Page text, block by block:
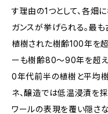
す理由の1つとして、各畑
ガンスが挙げられる。最
植樹された樹齢100年を超
ーも樹齢80～90年を超
0年代前半の植樹と平均樹
ネ、醸造では低温浸漬を
ワールの表現を覆い隠さ